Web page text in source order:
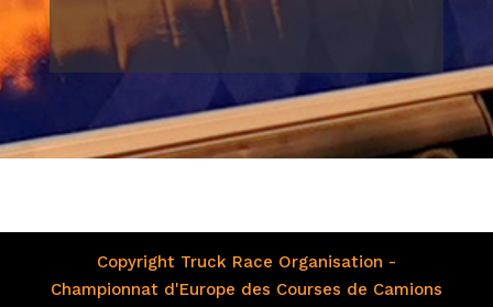
Copyright Truck Race Organisation -
Championnat d'Europe des Courses de Camions